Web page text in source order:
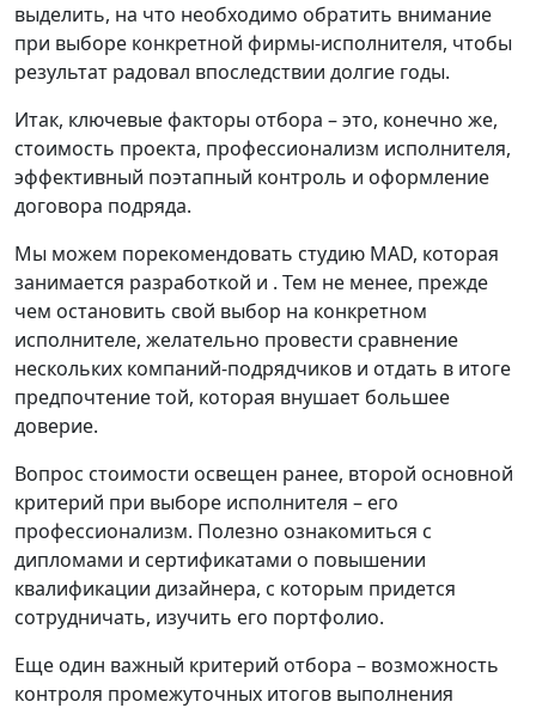
выделить, на что необходимо обратить внимание
при выборе конкретной фирмы-исполнителя, чтобы
результат радовал впоследствии долгие годы.
Итак, ключевые факторы отбора – это, конечно же,
стоимость проекта, профессионализм исполнителя,
эффективный поэтапный контроль и оформление
договора подряда.
Мы можем порекомендовать студию MAD, которая
занимается разработкой и . Тем не менее, прежде
чем остановить свой выбор на конкретном
исполнителе, желательно провести сравнение
нескольких компаний-подрядчиков и отдать в итоге
предпочтение той, которая внушает большее
доверие.
Вопрос стоимости освещен ранее, второй основной
критерий при выборе исполнителя – его
профессионализм. Полезно ознакомиться с
дипломами и сертификатами о повышении
квалификации дизайнера, с которым придется
сотрудничать, изучить его портфолио.
Еще один важный критерий отбора – возможность
контроля промежуточных итогов выполнения